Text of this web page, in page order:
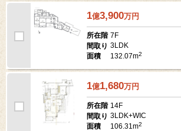
1億3,900万円
所在階 7F
間取り 3LDK
面積
132.07m2
1億1,680万円
所在階 14F
間取り 3LDK+WIC
面積
106.31m2